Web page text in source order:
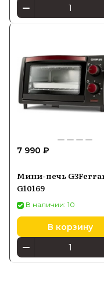
7 990 ₽
Мини-печь
G10169
В наличии: 10
В корзину